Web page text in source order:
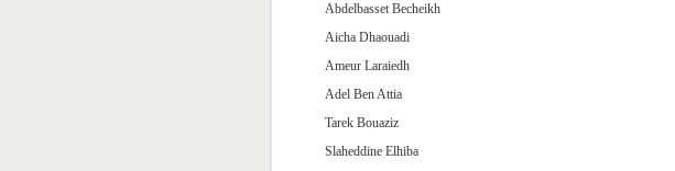
Abdelbasset Becheikh
Aicha Dhaouadi
Ameur Laraiedh
Adel Ben Attia
Tarek Bouaziz
Slaheddine Elhiba